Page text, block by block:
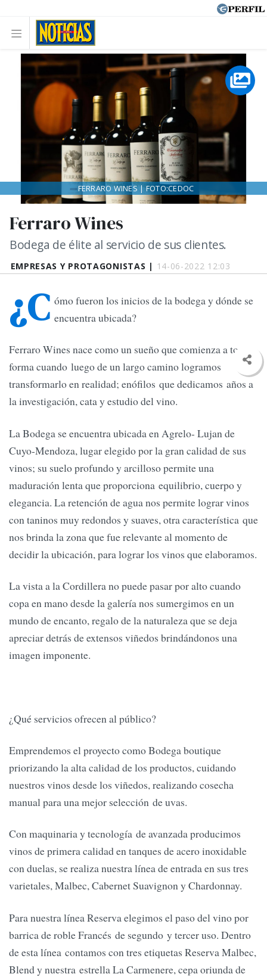
EMPRESAS Y PROTAGONISTAS | 14-06-2022 12:03
Ferraro Wines
Bodega de élite al servicio de sus clientes.
FERRARO WINES | FOTO:CEDOC
¿C ómo fueron los inicios de la bodega y dónde se
encuentra ubicada?
Ferraro Wines nace como un sueño que comienza a tomar
forma cuando luego de un largo camino logramos
transformarlo en realidad; enófilos que dedicamos años a
la investigación, cata y estudio del vino.
La Bodega se encuentra ubicada en Agrelo- Lujan de
Cuyo-Mendoza, lugar elegido por la gran calidad de sus
vinos; su suelo profundo y arcilloso permite una
maduración lenta que proporciona equilibrio, cuerpo y
elegancia. La retención de agua nos permite lograr vinos
con taninos muy redondos y suaves, otra característica que
nos brinda la zona que fue relevante al momento de
decidir la ubicación, para lograr los vinos que elaboramos.
La vista a la Cordillera no puede pasar por alto cuando
copa en mano desde la galería nos sumergimos en un
mundo de encanto, regalo de la naturaleza que se deja
apreciar detrás de extensos viñedos brindándonos una
imagen imponente.
¿Qué servicios ofrecen al público?
Emprendemos el proyecto como Bodega boutique
priorizando la alta calidad de los productos, cuidando
nuestros vinos desde los viñedos, realizando cosecha
manual para una mejor selección de uvas.
Con maquinaria y tecnología de avanzada producimos
vinos de primera calidad en tanques de acero inoxidable
con duelas, se realiza nuestra línea de entrada en sus tres
varietales, Malbec, Cabernet Suavignon y Chardonnay.
Para nuestra línea Reserva elegimos el paso del vino por
barrica de roble Francés de segundo y tercer uso. Dentro
de esta línea contamos con tres etiquetas Reserva Malbec,
Blend y nuestra estrella La Carmenere, cepa oriunda de